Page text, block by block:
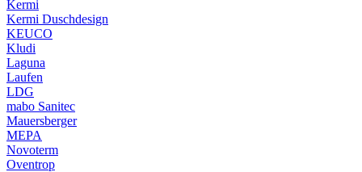
Kermi
Kermi Duschdesign
KEUCO
Kludi
Laguna
Laufen
LDG
mabo Sanitec
Mauersberger
MEPA
Novoterm
Oventrop